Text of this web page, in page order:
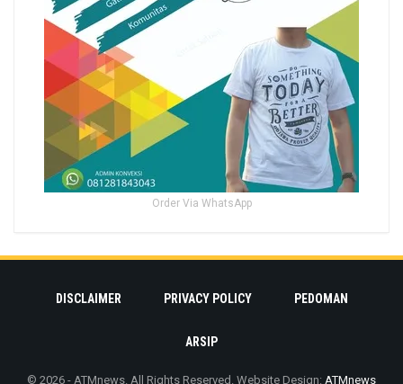
Order Via WhatsApp
DISCLAIMER PRIVACY POLICY PEDOMAN
ARSIP
© 2026 - ATMnews. All Rights Reserved. Website Design: ATMnews